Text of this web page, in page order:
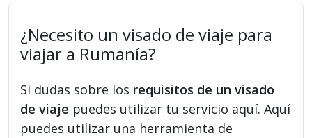
¿Necesito un visado de viaje para
viajar a Rumanía?
Si dudas sobre los requisitos de un visado
de viaje puedes utilizar tu servicio aquí. Aquí
puedes utilizar una herramienta de